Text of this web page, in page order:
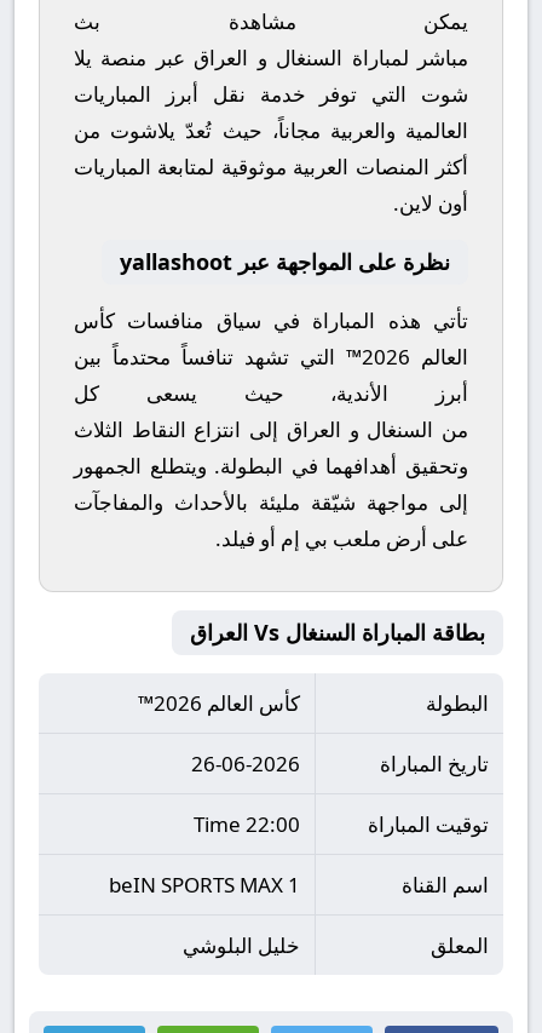
يمكن مشاهدة بث
مباشر لمباراة السنغال و العراق عبر منصة يلا
شوت التي توفر خدمة نقل أبرز المباريات
العالمية والعربية مجاناً، حيث تُعدّ يلاشوت من
أكثر المنصات العربية موثوقية لمتابعة المباريات
أون لاين.
نظرة على المواجهة عبر yallashoot
تأتي هذه المباراة في سياق منافسات كأس
العالم 2026™
التي تشهد تنافساً محتدماً بين
أبرز الأندية، حيث يسعى كل
من السنغال و العراق إلى انتزاع النقاط الثلاث
وتحقيق أهدافهما في البطولة. ويتطلع الجمهور
إلى مواجهة شيّقة مليئة بالأحداث والمفاجآت
على أرض ملعب بي إم أو فيلد.
بطاقة المباراة السنغال Vs العراق
البطولة كأس العالم 2026™
تاريخ المباراة 26-06-2026
توقيت المباراة 22:00 Time
اسم القناة beIN SPORTS MAX 1
المعلق خليل البلوشي